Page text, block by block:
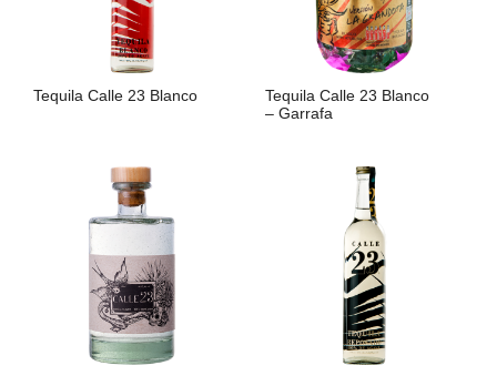
Tequila Calle 23 Blanco
Tequila Calle 23 Blanco
– Garrafa
LIRE LA SUITE